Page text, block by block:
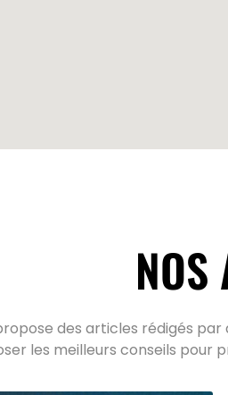
NOS
des articles rédigés
les meilleurs conseils pour